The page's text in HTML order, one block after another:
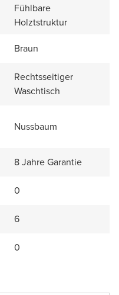
Fühlbare
Holztstruktur
Braun
Rechtsseitiger
Waschtisch
Nussbaum
8 Jahre Garantie
0
6
0